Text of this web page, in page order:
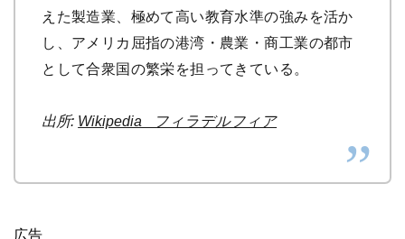
えた製造業、極めて高い教育水準の強みを活か
し、アメリカ屈指の港湾・農業・商工業の都市
として合衆国の繁栄を担ってきている。
出所: Wikipedia_ フィラデルフィア
広告